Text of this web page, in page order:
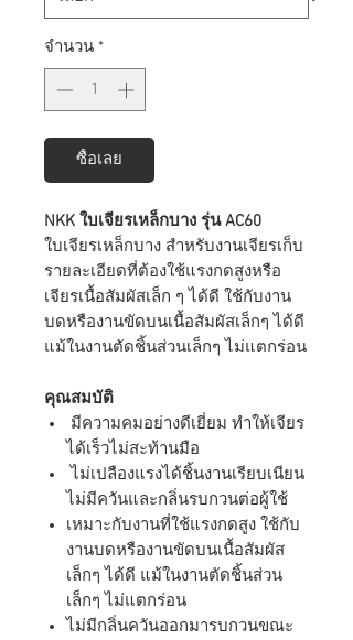
จำนวน *
ซื้อเลย
NKK ใบเจียรเหล็กบาง รุ่น AC60
ใบเจียรเหล็กบาง สำหรับงานเจียรเก็บ
รายละเอียดที่ต้องใช้แรงกดสูงหรือ
เจียรเนื้อสัมผัสเล็ก ๆ ได้ดี ใช้กับงาน
บดหรืองานขัดบนเนื้อสัมผัสเล็กๆ ได้ดี
แม้ในงานตัดชิ้นส่วนเล็กๆ ไม่แตกร่อน
คุณสมบัติ
มีความคมอย่างดีเยี่ยม ทำให้เจียร
ได้เร็วไม่สะท้านมือ
ไม่เปลืองแรงได้ชิ้นงานเรียบเนียน
ไม่มีควันและกลิ่นรบกวนต่อผู้ใช้
เหมาะกับงานที่ใช้แรงกดสูง ใช้กับ
งานบดหรืองานขัดบนเนื้อสัมผัส
เล็กๆ ได้ดี แม้ในงานตัดชิ้นส่วน
เล็กๆ ไม่แตกร่อน
ไม่มีกลิ่นควันออกมารบกวนขณะ